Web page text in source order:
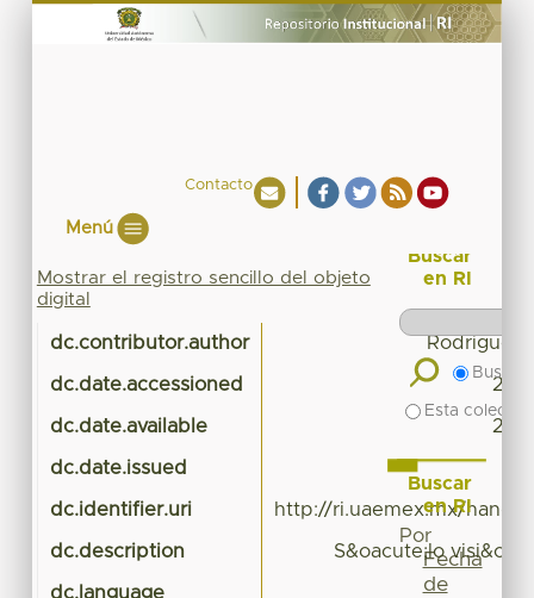
Contacto
Menú
Mostrar el registro sencillo del objeto
digital
dc.contributor.author Rodriguez
dc.date.accessioned
dc.date.available
dc.date.issued
dc.identifier.uri http://ri.uaemex.mx/
dc.description S&oacute;lo
dc.language
Buscar
en RI
Buscar
Esta
Buscar
en RI
Por
Fecha
de